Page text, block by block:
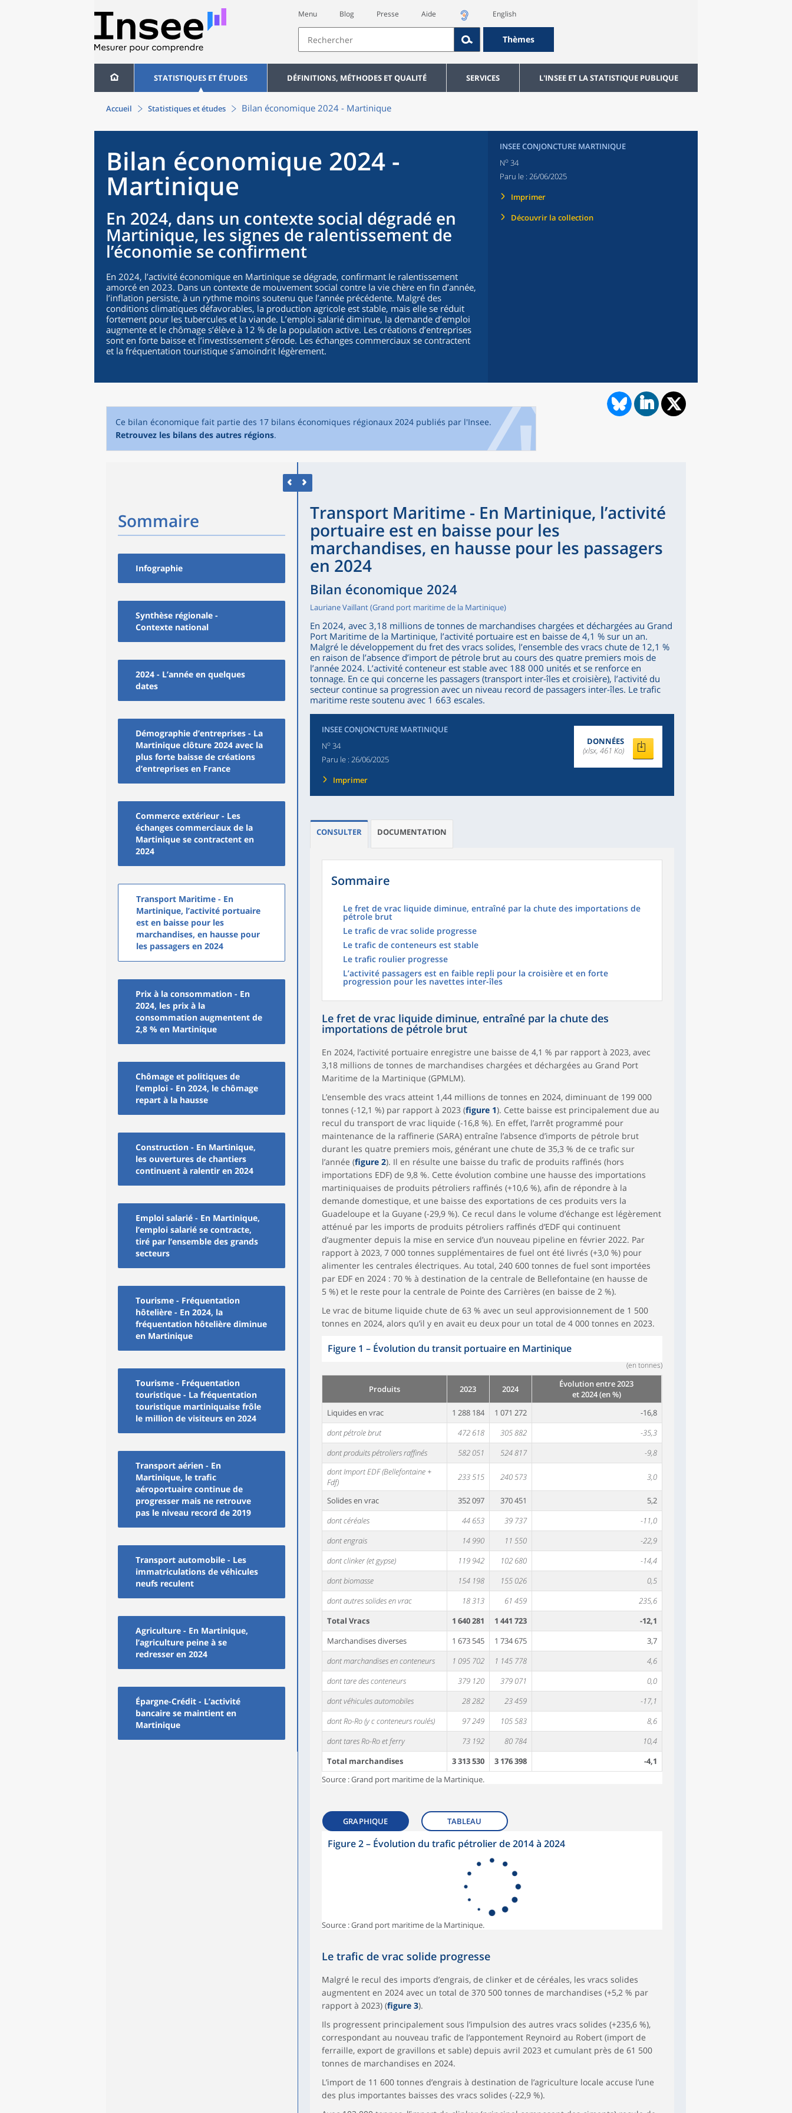
Menu Blog Presse Aide English
Thèmes
STATISTIQUES ET ÉTUDES DÉFINITIONS, MÉTHODES ET QUALITÉ SERVICES L'INSEE ET LA STATISTIQUE PUBLIQUE
Accueil Statistiques et études Bilan économique 2024 - Martinique
Bilan économique 2024 -
Martinique
En 2024, dans un contexte social dégradé en
Martinique, les signes de ralentissement de
l’économie se confirment
En 2024, l’activité économique en Martinique se dégrade, confirmant le ralentissement
amorcé en 2023. Dans un contexte de mouvement social contre la vie chère en fin d’année,
l’inflation persiste, à un rythme moins soutenu que l’année précédente. Malgré des
conditions climatiques défavorables, la production agricole est stable, mais elle se réduit
fortement pour les tubercules et la viande. L’emploi salarié diminue, la demande d’emploi
augmente et le chômage s’élève à 12 % de la population active. Les créations d’entreprises
sont en forte baisse et l’investissement s’érode. Les échanges commerciaux se contractent
et la fréquentation touristique s’amoindrit légèrement.
INSEE CONJONCTURE MARTINIQUE
No 34
Paru le : 26/06/2025
Imprimer
Découvrir la collection
Ce bilan économique fait partie des 17 bilans économiques régionaux 2024 publiés par l'Insee.
Retrouvez les bilans des autres régions.
Sommaire
Infographie
Synthèse régionale -
Contexte national
2024 - L’année en quelques
dates
Démographie d’entreprises - La
Martinique clôture 2024 avec la
plus forte baisse de créations
d’entreprises en France
Commerce extérieur - Les
échanges commerciaux de la
Martinique se contractent en
2024
Transport Maritime - En
Martinique, l’activité portuaire
est en baisse pour les
marchandises, en hausse pour
les passagers en 2024
Prix à la consommation - En
2024, les prix à la
consommation augmentent de
2,8 % en Martinique
Chômage et politiques de
l’emploi - En 2024, le chômage
repart à la hausse
Construction - En Martinique,
les ouvertures de chantiers
continuent à ralentir en 2024
Emploi salarié - En Martinique,
l’emploi salarié se contracte,
tiré par l’ensemble des grands
secteurs
Tourisme - Fréquentation
hôtelière - En 2024, la
fréquentation hôtelière diminue
en Martinique
Tourisme - Fréquentation
touristique - La fréquentation
touristique martiniquaise frôle
le million de visiteurs en 2024
Transport aérien - En
Martinique, le trafic
aéroportuaire continue de
progresser mais ne retrouve
pas le niveau record de 2019
Transport automobile - Les
immatriculations de véhicules
neufs reculent
Agriculture - En Martinique,
l’agriculture peine à se
redresser en 2024
Épargne-Crédit - L’activité
bancaire se maintient en
Martinique
Transport Maritime - En Martinique, l’activité
portuaire est en baisse pour les
marchandises, en hausse pour les passagers
en 2024
Bilan économique 2024
Lauriane Vaillant (Grand port maritime de la Martinique)
En 2024, avec 3,18 millions de tonnes de marchandises chargées et déchargées au Grand
Port Maritime de la Martinique, l’activité portuaire est en baisse de 4,1 % sur un an.
Malgré le développement du fret des vracs solides, l’ensemble des vracs chute de 12,1 %
en raison de l’absence d’import de pétrole brut au cours des quatre premiers mois de
l’année 2024. L’activité conteneur est stable avec 188 000 unités et se renforce en
tonnage. En ce qui concerne les passagers (transport inter-îles et croisière), l’activité du
secteur continue sa progression avec un niveau record de passagers inter-îles. Le trafic
maritime reste soutenu avec 1 663 escales.
INSEE CONJONCTURE MARTINIQUE
No34
Paru le : 26/06/2025
Imprimer
DONNÉES
(xlsx, 461 Ko)
CONSULTER DOCUMENTATION
Sommaire
Le fret de vrac liquide diminue, entraîné par la chute des importations de
pétrole brut
Le trafic de vrac solide progresse
Le trafic de conteneurs est stable
Le trafic roulier progresse
L’activité passagers est en faible repli pour la croisière et en forte
progression pour les navettes inter-îles
Le fret de vrac liquide diminue, entraîné par la chute des
importations de pétrole brut
En 2024, l’activité portuaire enregistre une baisse de 4,1 % par rapport à 2023, avec
3,18 millions de tonnes de marchandises chargées et déchargées au Grand Port
Maritime de la Martinique (GPMLM).
L’ensemble des vracs atteint 1,44 millions de tonnes en 2024, diminuant de 199 000
tonnes (-12,1 %) par rapport à 2023 (figure 1). Cette baisse est principalement due au
recul du transport de vrac liquide (-16,8 %). En effet, l’arrêt programmé pour
maintenance de la raffinerie (SARA) entraîne l’absence d’imports de pétrole brut
durant les quatre premiers mois, générant une chute de 35,3 % de ce trafic sur
l’année (figure 2). Il en résulte une baisse du trafic de produits raffinés (hors
importations EDF) de 9,8 %. Cette évolution combine une hausse des importations
martiniquaises de produits pétroliers raffinés (+10,6 %), afin de répondre à la
demande domestique, et une baisse des exportations de ces produits vers la
Guadeloupe et la Guyane (-29,9 %). Ce recul dans le volume d’échange est légèrement
atténué par les imports de produits pétroliers raffinés d’EDF qui continuent
d’augmenter depuis la mise en service d’un nouveau pipeline en février 2022. Par
rapport à 2023, 7 000 tonnes supplémentaires de fuel ont été livrés (+3,0 %) pour
alimenter les centrales électriques. Au total, 240 600 tonnes de fuel sont importées
par EDF en 2024 : 70 % à destination de la centrale de Bellefontaine (en hausse de
5 %) et le reste pour la centrale de Pointe des Carrières (en baisse de 2 %).
Le vrac de bitume liquide chute de 63 % avec un seul approvisionnement de 1 500
tonnes en 2024, alors qu’il y en avait eu deux pour un total de 4 000 tonnes en 2023.
Figure 1 – Évolution du transit portuaire en Martinique
(en tonnes)
Produits 2023 2024
Évolution entre 2023
et 2024 (en %)
Liquides en vrac
1 288 184 1 071 272
-16,8
dont pétrole brut
472 618 305 882
-35,3
dont produits pétroliers raffinés
582 051 524 817
-9,8
dont Import EDF (Bellefontaine +
Fdf)
233 515 240 573 3,0
Solides en vrac 352 097 370 451
5,2
dont céréales
44 653 39 737
-11,0
dont engrais
14 990 11 550
-22,9
dont clinker (et gypse)
119 942 102 680
-14,4
dont biomasse
154 198 155 026
0,5
dont autres solides en vrac
18 313 61 459
235,6
Total Vracs
1 640 281 1 441 723
-12,1
Marchandises diverses
1 673 545 1 734 675
3,7
dont marchandises en conteneurs
1 095 702 1 145 778
4,6
dont tare des conteneurs
379 120 379 071
0,0
dont véhicules automobiles
28 282 23 459
-17,1
dont Ro-Ro (y c conteneurs roulés)
97 249 105 583
8,6
dont tares Ro-Ro et ferry
73 192 80 784
10,4
Total marchandises
3 313 530 3 176 398
-4,1
Source : Grand port maritime de la Martinique.
GRAPHIQUE TABLEAU
Figure 2– Évolution du trafic pétrolier de 2014 à 2024
Source : Grand port maritime de la Martinique.
Le trafic de vrac solide progresse
Malgré le recul des imports d’engrais, de clinker et de céréales, les vracs solides
augmentent en 2024 avec un total de 370 500 tonnes de marchandises (+5,2 % par
rapport à 2023) (figure 3).
Ils progressent principalement sous l’impulsion des autres vracs solides (+235,6 %),
correspondant au nouveau trafic de l’appontement Reynoird au Robert (import de
ferraille, export de gravillons et sable) depuis avril 2023 et cumulant près de 61 500
tonnes de marchandises en 2024.
L’import de 11 600 tonnes d’engrais à destination de l’agriculture locale accuse l’une
des plus importantes baisses des vracs solides (-22,9 %).